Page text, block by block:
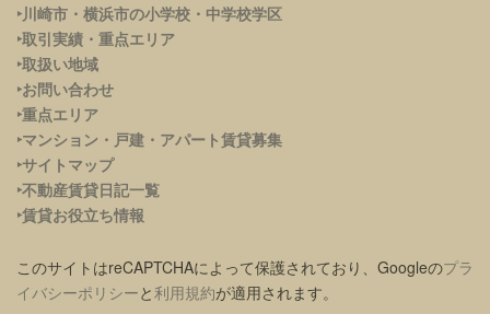
‣川崎市・横浜市の小学校・中学校学区
‣取引実績・重点エリア
‣取扱い地域
‣お問い合わせ
‣重点エリア
‣マンション・戸建・アパート賃貸募集
‣サイトマップ
‣不動産賃貸日記一覧
‣賃貸お役立ち情報
このサイトはreCAPTCHAによって保護されており、Googleのプラ
イバシーポリシーと利用規約が適用されます。